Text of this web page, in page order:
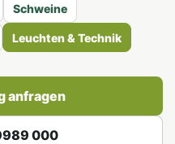
Schweine
Leuchten & Technik
anfragen
000